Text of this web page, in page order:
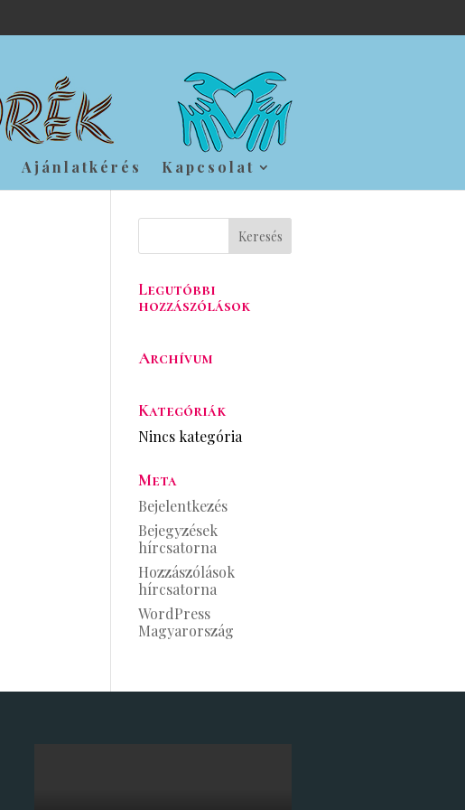
Ajánlatkérés Kapcsolat
Legutóbbi
hozzászólások
Archívum
Kategóriák
Nincs kategória
Meta
Bejelentkezés
Bejegyzések
hírcsatorna
Hozzászólások
hírcsatorna
WordPress
Magyarország